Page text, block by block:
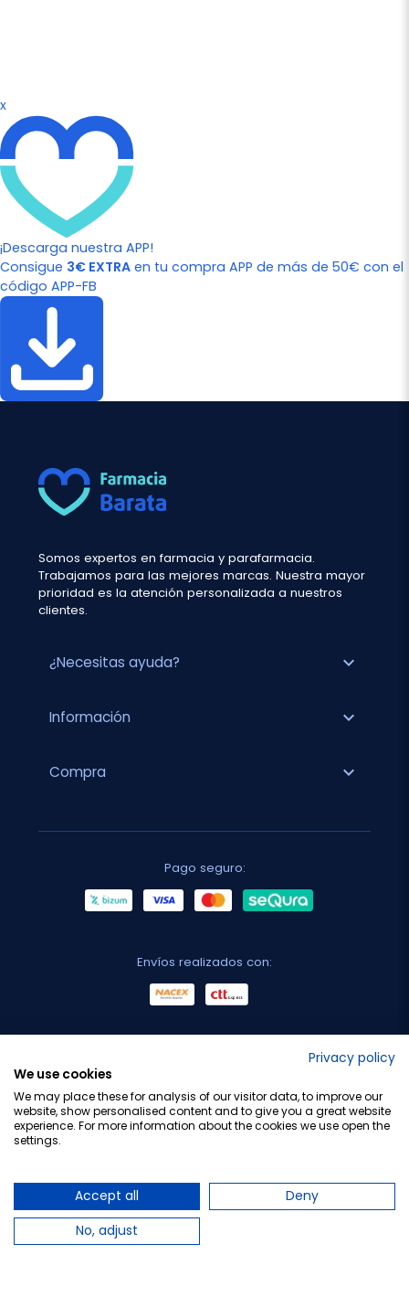
x
¡Descarga nuestra APP!
Consigue 3€ EXTRA en tu compra APP de más de 50€ con el
código APP-FB
Somos expertos en farmacia y parafarmacia.
Trabajamos para las mejores marcas. Nuestra mayor
prioridad es la atención personalizada a nuestros
clientes.
¿Necesitas ayuda? expand_more
Información expand_more
Compra expand_more
Pago seguro:
Envíos realizados con:
Privacy policy
We use cookies
We may place these for analysis of our visitor data, to improve our
website, show personalised content and to give you a great website
experience. For more information about the cookies we use open the
settings.
Accept all
Deny
No, adjust